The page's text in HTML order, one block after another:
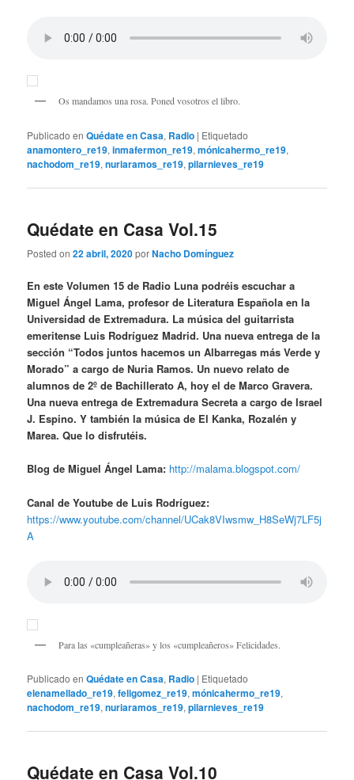
Os mandamos una rosa. Poned vosotros el libro.
Publicado en Quédate en Casa, Radio | Etiquetado
anamontero_re19,inmafermon_re19,mónicahermo_re19,
nachodom_re19,nuriaramos_re19,pilarnieves_re19
Quédate en Casa Vol.15
Posted on22 abril, 2020porNacho Domínguez
En este Volumen 15 de Radio Luna podréis escuchar a
Miguel Ángel Lama, profesor de Literatura Española en la
Universidad de Extremadura. La música del guitarrista
emeritense Luis Rodríguez Madrid. Una nueva entrega de la
sección “Todos juntos hacemos un Albarregas más Verde y
Morado” a cargo de Nuria Ramos. Un nuevo relato de
alumnos de 2º de Bachillerato A, hoy el de Marco Gravera.
Una nueva entrega de Extremadura Secreta a cargo de Israel
J. Espino. Y también la música de El Kanka, Rozalén y
Marea. Que lo disfrutéis.
Blog de Miguel Ángel Lama: http://malama.blogspot.com/
Canal de Youtube de Luis Rodríguez:
https://www.youtube.com/channel/UCak8VIwsmw_H8SeWj7LF5j
A
Para las «cumpleañeras» y los «cumpleañeros» Felicidades.
Publicado en Quédate en Casa, Radio | Etiquetado
elenamellado_re19,feligomez_re19,mónicahermo_re19,
nachodom_re19,nuriaramos_re19,pilarnieves_re19
Quédate en Casa Vol.10